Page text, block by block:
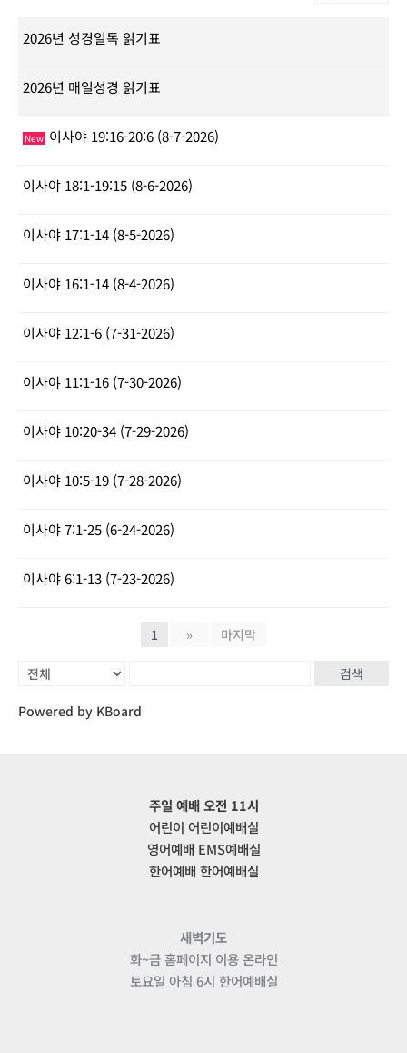
2026년 성경일독 읽기표
2026년 매일성경 읽기표
New 이사야 19:16-20:6 (8-7-2026)
이사야 18:1-19:15 (8-6-2026)
이사야 17:1-14 (8-5-2026)
이사야 16:1-14 (8-4-2026)
이사야 12:1-6 (7-31-2026)
이사야 11:1-16 (7-30-2026)
이사야 10:20-34 (7-29-2026)
이사야 10:5-19 (7-28-2026)
이사야 7:1-25 (6-24-2026)
이사야 6:1-13 (7-23-2026)
1 » 마지막
검색
Powered by KBoard
주일 예배 오전 11시
어린이 어린이예배실
영어예배 EMS예배실
한어예배 한어예배실
새벽기도
화~금 홈페이지 이용 온라인
토요일 아침 6시 한어예배실